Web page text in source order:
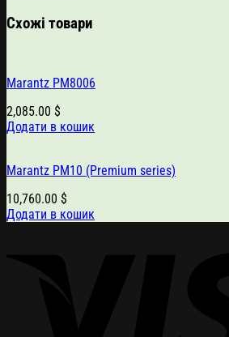
Схожі товари
Marantz PM8006
2,085.00 $
Додати в кошик
Marantz PM10 (Premium series)
10,760.00 $
Додати в кошик